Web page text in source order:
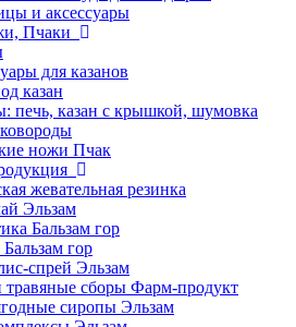
и аксессуары
Пчаки
для казанов
казан
печь, казан с крышкой, шумовка
ножи Пчак
жевательная резинка
Эльзам
Бальзам гор
гор
спрей Эльзам
сборы Фарм-продукт
сиропы Эльзам